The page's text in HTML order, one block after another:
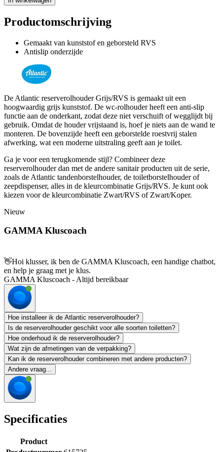
Productomschrijving
Gemaakt van kunststof en geborsteld RVS
Antislip onderzijde
De Atlantic reserverolhouder Grijs/RVS is gemaakt uit een
hoogwaardig grijs kunststof. De wc-rolhouder heeft een anti-slip
functie aan de onderkant, zodat deze niet verschuift of wegglijdt bij
gebruik. Omdat de houder vrijstaand is, hoef je niets aan de wand te
monteren. De bovenzijde heeft een geborstelde roestvrij stalen
afwerking, wat een moderne uitstraling geeft aan je toilet.
Ga je voor een terugkomende stijl? Combineer deze
reserverolhouder dan met de andere sanitair producten uit de serie,
zoals de Atlantic tandenborstelhouder, de toiletborstelhouder of
zeepdispenser, alles in de kleurcombinatie Grijs/RVS. Je kunt ook
kiezen voor de kleurcombinatie Zwart/RVS of Zwart/Koper.
Nieuw
GAMMA Kluscoach
👋Hoi klusser, ik ben de GAMMA Kluscoach, een handige chatbot,
en help je graag met je klus.
GAMMA Kluscoach - Altijd bereikbaar
Hoe installeer ik de Atlantic reserverolhouder?
Is de reserverolhouder geschikt voor alle soorten toiletten?
Hoe onderhoud ik de reserverolhouder?
Wat zijn de afmetingen van de verpakking?
Kan ik de reserverolhouder combineren met andere producten?
Andere vraag...
Specificaties
Product